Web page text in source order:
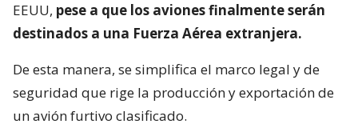
EEUU, pese a que los aviones finalmente serán
destinados a una Fuerza Aérea extranjera.
De esta manera, se simplifica el marco legal y de
seguridad que rige la producción y exportación de
un avión furtivo clasificado.